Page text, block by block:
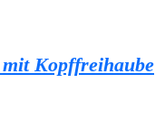
Kopffreihaube